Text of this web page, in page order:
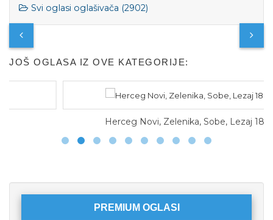
Svi oglasi oglašivača (2902)
JOŠ OGLASA IZ OVE KATEGORIJE:
Herceg Novi, Zelenika, Sobe, Lezaj 18e
PREMIUM OGLASI